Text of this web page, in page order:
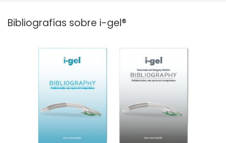
France
Bibliografías sobre i-gel®